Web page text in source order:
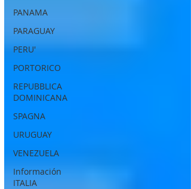
PANAMA
PARAGUAY
PERU'
PORTORICO
REPUBBLICA
DOMINICANA
SPAGNA
URUGUAY
VENEZUELA
Información
ITALIA